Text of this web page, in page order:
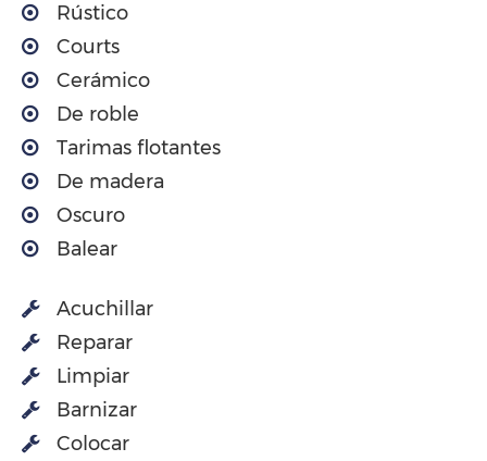
Rústico
Courts
Cerámico
De roble
Tarimas flotantes
De madera
Oscuro
Balear
Acuchillar
Reparar
Limpiar
Barnizar
Colocar